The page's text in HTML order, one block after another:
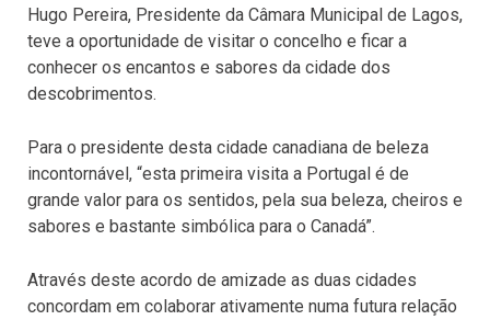
Hugo Pereira, Presidente da Câmara Municipal de Lagos,
teve a oportunidade de visitar o concelho e ficar a
conhecer os encantos e sabores da cidade dos
descobrimentos.
Para o presidente desta cidade canadiana de beleza
incontornável, “esta primeira visita a Portugal é de
grande valor para os sentidos, pela sua beleza, cheiros e
sabores e bastante simbólica para o Canadá”.
Através deste acordo de amizade as duas cidades
concordam em colaborar ativamente numa futura relação